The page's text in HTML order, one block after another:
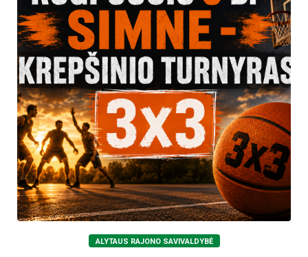
ALYTAUS RAJONO SAVIVALDYBĖ